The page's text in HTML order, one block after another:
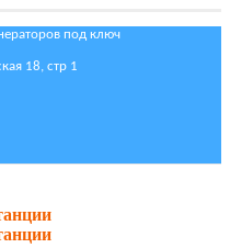
под ключ
18, стр 1